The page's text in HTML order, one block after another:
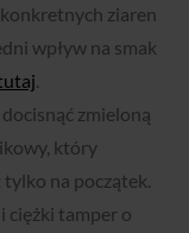
ziaren
wpływ na smak
zmieloną
który
na początek.
ciężki tamper o